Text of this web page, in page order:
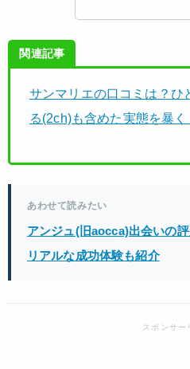
関連記事
サンマリエの口コミは？ひ
る(2ch)も含めた実態を暴く
あわせて読みたい
アンジュ(旧aocca)出会いの
リアルな成功体験も紹介